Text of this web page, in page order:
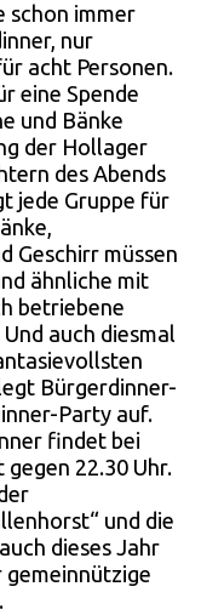
schon immer
nur
acht Personen.
eine Spende
und Bänke
der Hollager
des Abends
jede Gruppe für
Geschirr müssen
ähnliche mit
betriebene
auch diesmal
Bürgerdinner-
Party auf.
findet bei
22.30 Uhr.
und die
dieses Jahr
gemeinnützige